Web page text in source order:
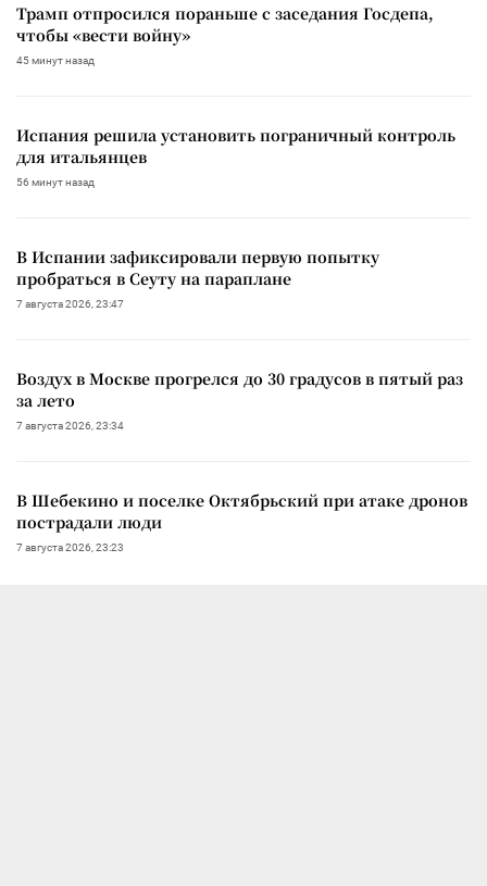
Трамп отпросился пораньше с заседания Госдепа,
чтобы «вести войну»
45 минут назад
Испания решила установить пограничный контроль
для итальянцев
56 минут назад
В Испании зафиксировали первую попытку
пробраться в Сеуту на параплане
7 августа 2026, 23:47
Воздух в Москве прогрелся до 30 градусов в пятый раз
за лето
7 августа 2026, 23:34
В Шебекино и поселке Октябрьский при атаке дронов
пострадали люди
7 августа 2026, 23:23